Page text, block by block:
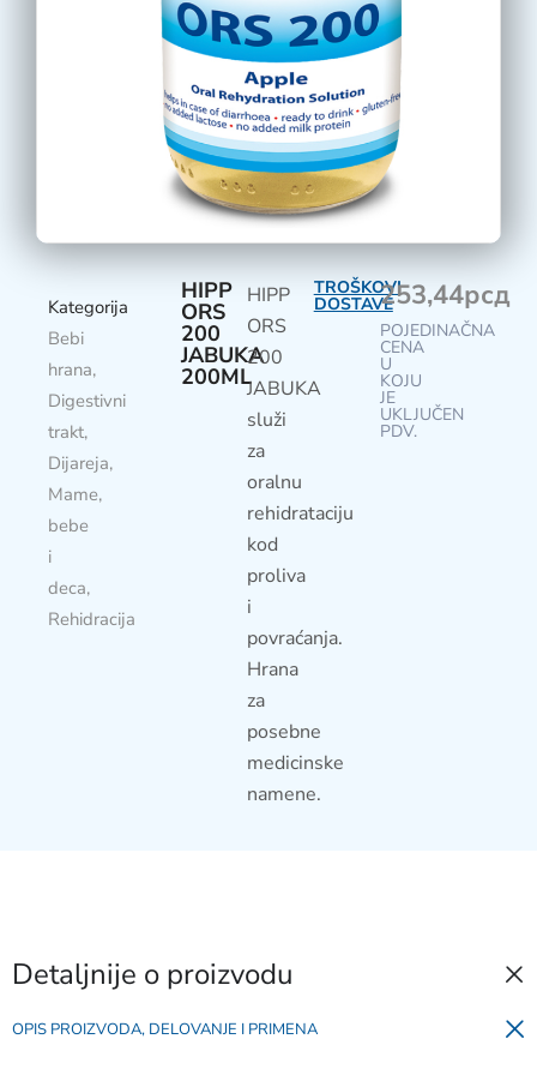
Kategorija
Bebi
hrana,
Digestivni
trakt,
Dijareja,
Mame,
bebe
i
deca,
Rehidracija
HIPP
ORS
200
JABUKA
200ML
HIPP
ORS
200
JABUKA
služi
za
oralnu
rehidrataciju
kod
proliva
i
povraćanja.
Hrana
za
posebne
medicinske
namene.
TROŠKOVI
DOSTAVE253,44рсд
POJEDINAČNA
CENA
U
KOJU
JE
UKLJUČEN
PDV.
Detaljnije o proizvodu
OPIS PROIZVODA, DELOVANJE I PRIMENA